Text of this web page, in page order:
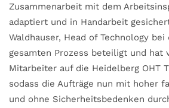
Zusammenarbeit mit dem
adaptiert und in Handarbeit
Waldhauser, Head of Technology
gesamten Prozess beteiligt und hat
Mitarbeiter auf die Heidelberg OHT
sodass die Aufträge nun mit hoher
und ohne Sicherheitsbedenken